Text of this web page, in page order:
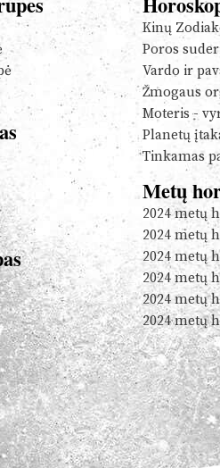
Kinų
Poros
Vardo ir
Žmogaus
Moteris -
Planetų
Tinkamas
Metų
2024 metų
2024 metų
2024 metų
2024 metų
2024 metų
2024 metų